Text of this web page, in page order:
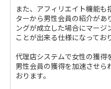
また、アフィリエイト機能も
ターから男性会員の紹介があ
ングが成立した場合にマージ
ことが出来る仕様になってお
代理店システムで女性の獲得
男性会員の獲得を加速させら
おります。